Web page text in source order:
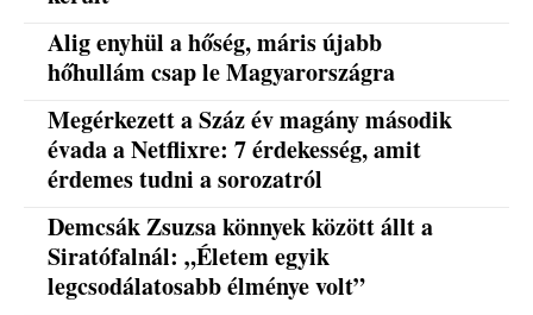
Alig enyhül a hőség, máris újabb
hőhullám csap le Magyarországra
Megérkezett a Száz év magány második
évada a Netflixre: 7 érdekesség, amit
érdemes tudni a sorozatról
Demcsák Zsuzsa könnyek között állt a
Siratófalnál: „Életem egyik
legcsodálatosabb élménye volt”